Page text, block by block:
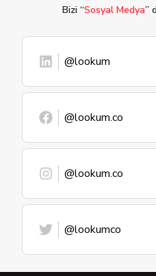
Bizi “Sosyal Medya”
@lookum
@lookum.co
@lookum.co
@lookumco